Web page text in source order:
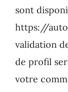
sont
https://
validation
de profil
votre